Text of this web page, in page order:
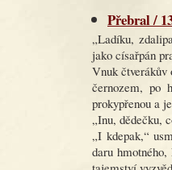
Přebral /
„Ladíku,
jako císařpán
Vnuk čtverákův
černozem, po
prokypřenou a
„Inu, dědečku,
„I kdepak,“
daru